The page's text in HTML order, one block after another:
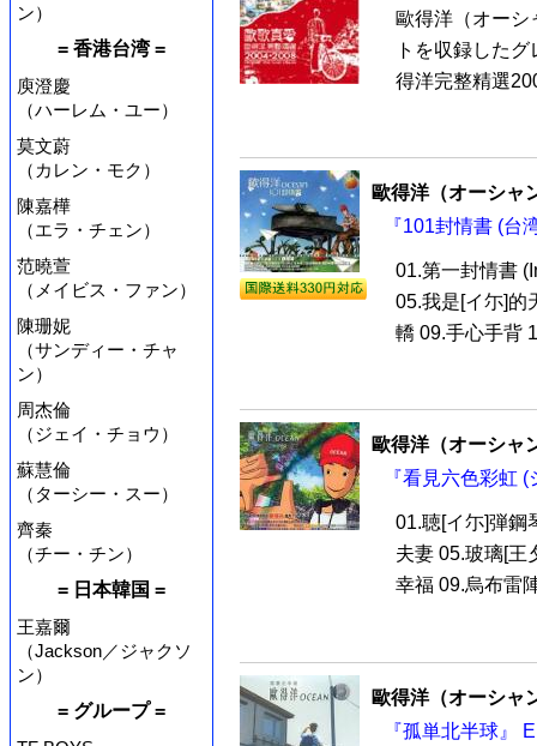
ン）
= 香港台湾 =
庾澄慶
（ハーレム・ユー）
莫文蔚
（カレン・モク）
陳嘉樺
（エラ・チェン）
范曉萱
（メイビス・ファン）
陳珊妮
（サンディー・チャ
ン）
周杰倫
（ジェイ・チョウ）
蘇慧倫
（ターシー・スー）
齊秦
（チー・チン）
= 日本韓国 =
王嘉爾
（Jackson／ジャクソ
ン）
= グループ =
歐得洋（オー
トを収録した
得洋完整精選
歐得洋（オーシャ
『101封情書 (台
01.第一封情書
05.我是[イ尓]的
轎 09.手心手背
歐得洋（オーシャ
『看見六色彩虹
01.聴[イ尓]弾鋼
夫妻 05.玻璃[王
幸福 09.烏布雷
歐得洋（オーシャ
『孤単北半球』